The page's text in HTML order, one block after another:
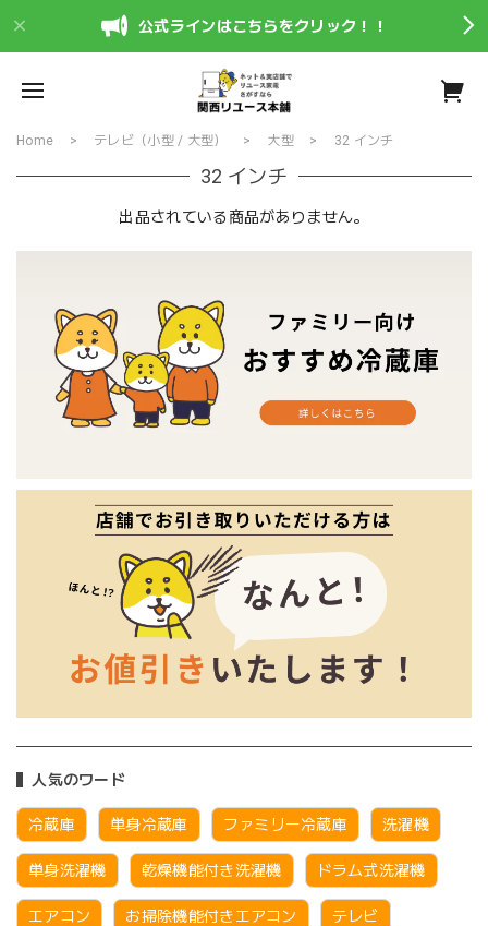
公式ラインはこちらをクリック！！
人気のワード
冷蔵庫 単身冷蔵庫 ファミリー冷蔵庫 洗濯機
単身洗濯機 乾燥機能付き洗濯機 ドラム式洗濯機
エアコン お掃除機能付きエアコン テレビ
Home テレビ（小型 / 大型） 大型 32 インチ
32 インチ
出品されている商品がありません。